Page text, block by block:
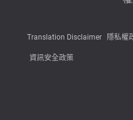
Translation Disclaimer 隱私權
資訊安全政策